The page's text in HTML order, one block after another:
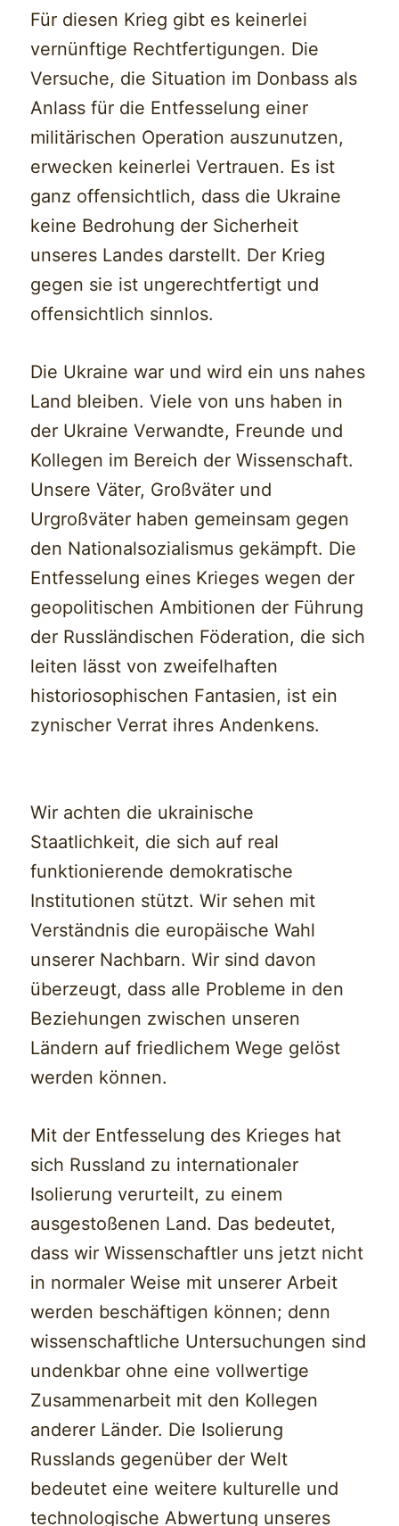
Für diesen Krieg gibt es keinerlei
vernünftige Rechtfertigungen. Die
Versuche, die Situation im Donbass als
Anlass für die Entfesselung einer
militärischen Operation auszunutzen,
erwecken keinerlei Vertrauen. Es ist
ganz offensichtlich, dass die Ukraine
keine Bedrohung der Sicherheit
unseres Landes darstellt. Der Krieg
gegen sie ist ungerechtfertigt und
offensichtlich sinnlos.
Die Ukraine war und wird ein uns nahes
Land bleiben. Viele von uns haben in
der Ukraine Verwandte, Freunde und
Kollegen im Bereich der Wissenschaft.
Unsere Väter, Großväter und
Urgroßväter haben gemeinsam gegen
den Nationalsozialismus gekämpft. Die
Entfesselung eines Krieges wegen der
geopolitischen Ambitionen der Führung
der Russländischen Föderation, die sich
leiten lässt von zweifelhaften
historiosophischen Fantasien, ist ein
zynischer Verrat ihres Andenkens.
Wir achten die ukrainische
Staatlichkeit, die sich auf real
funktionierende demokratische
Institutionen stützt. Wir sehen mit
Verständnis die europäische Wahl
unserer Nachbarn. Wir sind davon
überzeugt, dass alle Probleme in den
Beziehungen zwischen unseren
Ländern auf friedlichem Wege gelöst
werden können.
Mit der Entfesselung des Krieges hat
sich Russland zu internationaler
Isolierung verurteilt, zu einem
ausgestoßenen Land. Das bedeutet,
dass wir Wissenschaftler uns jetzt nicht
in normaler Weise mit unserer Arbeit
werden beschäftigen können; denn
wissenschaftliche Untersuchungen sind
undenkbar ohne eine vollwertige
Zusammenarbeit mit den Kollegen
anderer Länder. Die Isolierung
Russlands gegenüber der Welt
bedeutet eine weitere kulturelle und
technologische Abwertung unseres